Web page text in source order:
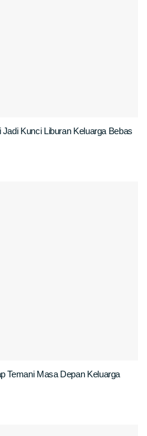
Kunci Liburan Keluarga Bebas
Temani Masa Depan Keluarga